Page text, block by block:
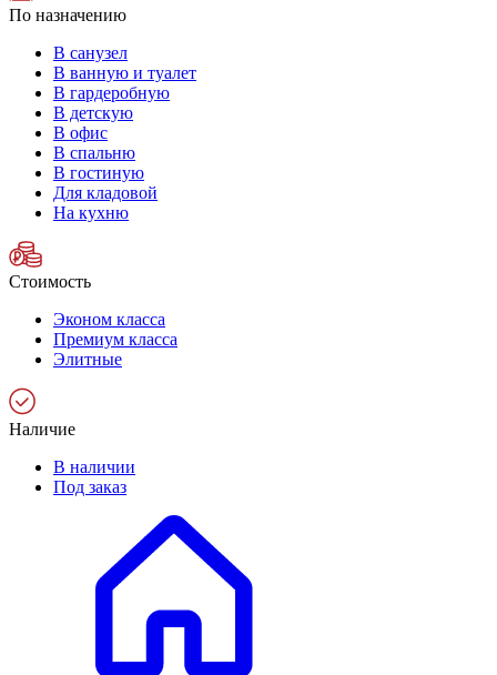
По назначению
В санузел
В ванную и туалет
В гардеробную
В детскую
В офис
В спальню
В гостиную
Для кладовой
На кухню
Стоимость
Эконом класса
Премиум класса
Элитные
Наличие
В наличии
Под заказ